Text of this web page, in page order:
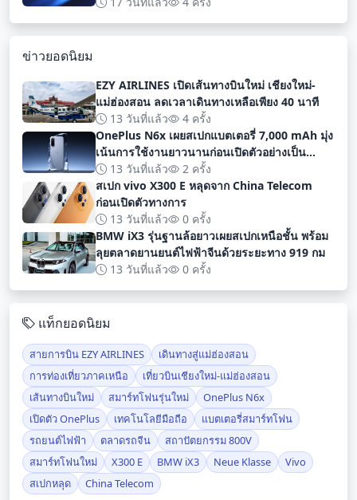
ข่าวยอดนิยม
EZY AIRLINES เปิดเส้นทางบินใหม่ เชียงใหม่-
แม่ฮ่องสอน ลดเวลาเดินทางเหลือเพียง 40 นาที
13 วันที่แล้ว
4 ครั้ง
OnePlus N6x เผยสเปกแบตเตอรี่ 7,000 mAh มุ่ง
เน้นการใช้งานยาวนานก่อนเปิดตัวอย่างเป็น
ทางการ
13 วันที่แล้ว
2 ครั้ง
สเปก vivo X300 E หลุดจาก China Telecom
ก่อนเปิดตัวทางการ
13 วันที่แล้ว
0 ครั้ง
BMW iX3 รุ่นฐานล้อยาวเผยสเปกเหนือชั้น พร้อม
ลุยตลาดยานยนต์ไฟฟ้าจีนด้วยระยะทาง 919 กม
13 วันที่แล้ว
0 ครั้ง
แท็กยอดนิยม
สายการบิน EZY AIRLINES
เดินทางสู่แม่ฮ่องสอน
การท่องเที่ยวภาคเหนือ
เที่ยวบินเชียงใหม่-แม่ฮ่องสอน
เส้นทางบินใหม่
สมาร์ทโฟนรุ่นใหม่
OnePlus N6x
เปิดตัว OnePlus
เทคโนโลยีมือถือ
แบตเตอรี่สมาร์ทโฟน
รถยนต์ไฟฟ้า
ตลาดรถจีน
สถาปัตยกรรม 800V
สมาร์ทโฟนใหม่
X300 E BMW iX3 Neue Klasse
Vivo
สเปกหลุด
China Telecom